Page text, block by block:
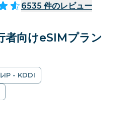
6535 件のレビュー
者向けeSIMプラン
IP - KDDI